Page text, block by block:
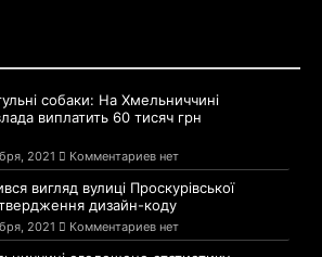
собаки: На Хмельниччині
виплатить 60 тисяч грн
2021 Комментариев нет
вигляд вулиці Проскурівської
дизайн-коду
2021 Комментариев нет